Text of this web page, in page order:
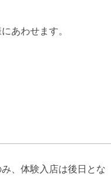
あわせます。
、体験入店は後日とな